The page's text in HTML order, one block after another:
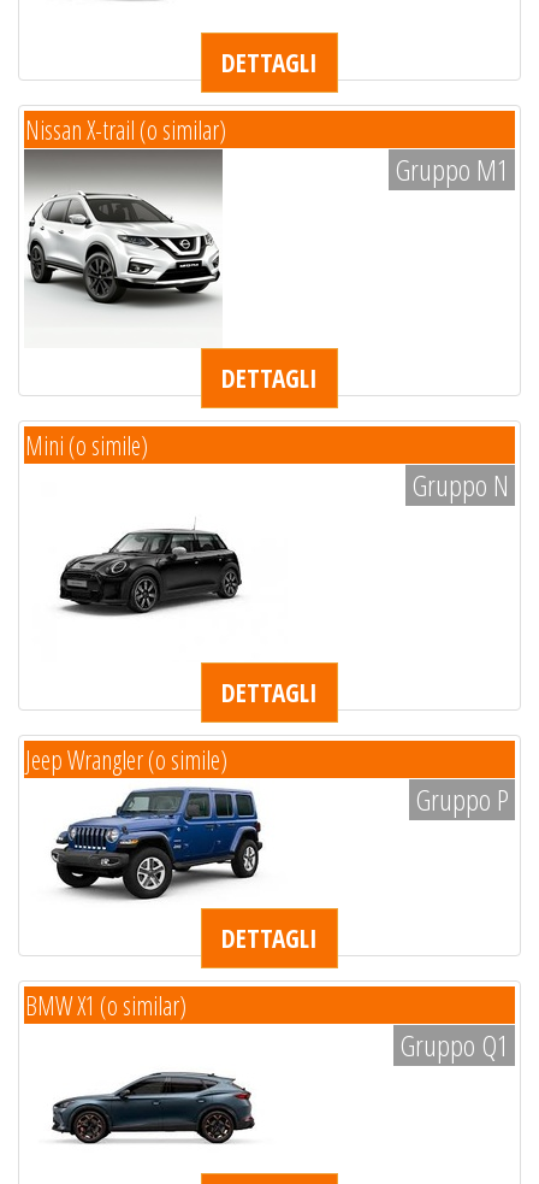
DETTAGLI
Nissan X-trail (o similar)
Gruppo M1
DETTAGLI
Mini (o simile)
Gruppo N
DETTAGLI
Jeep Wrangler (o simile)
Gruppo P
DETTAGLI
BMW X1 (o similar)
Gruppo Q1